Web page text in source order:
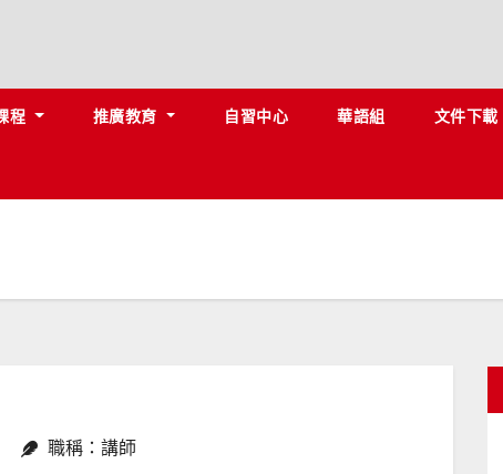
程 推廣教育 自習中心 華語組 文件下載
職稱：講師